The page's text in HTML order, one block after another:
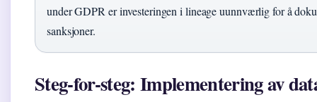
under GDPR er investeringen i lineage uunnværlig for å
sanksjoner.
Steg-for-steg: Implementering av